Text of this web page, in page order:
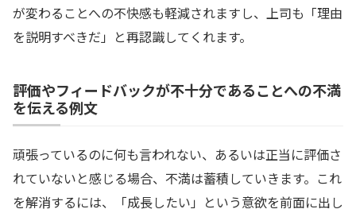
が変わることへの不快感も軽減されますし、上司も「理由
を説明すべきだ」と再認識してくれます。
評価やフィードバックが不十分であることへの不満
を伝える例文
頑張っているのに何も言われない、あるいは正当に評価さ
れていないと感じる場合、不満は蓄積していきます。これ
を解消するには、「成長したい」という意欲を前面に出し